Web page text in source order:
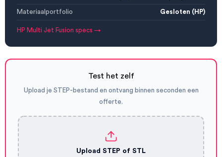
Materiaalportfolio Gesloten (HP)
HP Multi Jet Fusion specs →
Test het zelf
Upload je STEP-bestand en ontvang binnen seconden een
offerte.
Upload STEP of STL